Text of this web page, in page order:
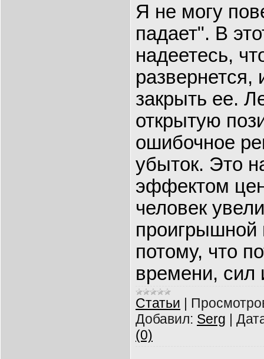
Я не могу
падает". В
надеетесь,
развернется,
закрыть ее.
открытую
ошибочное
убыток. Это
эффектом
человек
проигрышной
потому, что
времени, сил
Статьи |
Добавил: Serg |
(0)